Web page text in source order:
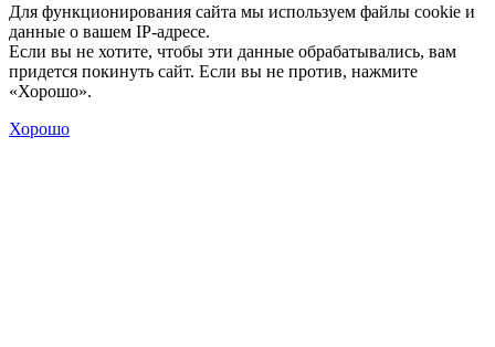
Для функционирования сайта мы используем файлы cookie и
данные о вашем IP-адресе.
Если вы не хотите, чтобы эти данные обрабатывались, вам
придется покинуть сайт. Если вы не против, нажмите
«Хорошо».
Хорошо